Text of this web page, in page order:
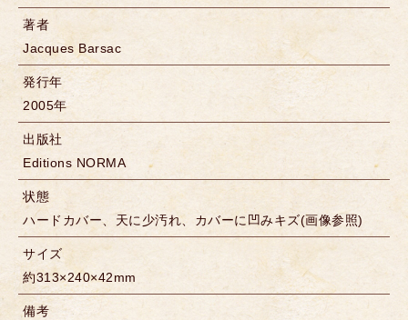
著者
Jacques Barsac
発行年
2005年
出版社
Editions NORMA
状態
ハードカバー、天に少汚れ、カバーに凹みキズ(画像参照)
サイズ
約313×240×42mm
備考